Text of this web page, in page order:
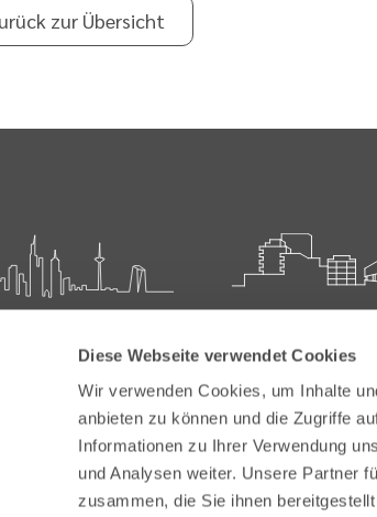
Diese Webseite verwendet Cookies
Wir verwenden Cookies, um Inhalte
anbieten zu können und die Zugriffe
Informationen zu Ihrer Verwendung
und Analysen weiter. Unsere Partner
zusammen, die Sie ihnen
zur Übersicht
66
Carl-Oelemann-Weg 5
Tel:+49 6032 782-
Fax: +49 6032 782-220